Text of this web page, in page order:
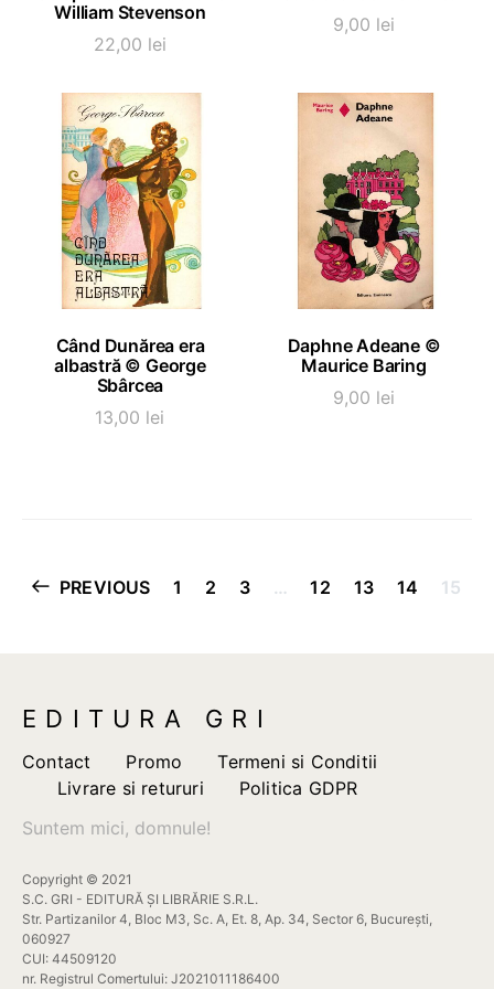
William Stevenson
22,00 lei
9,00 lei
ADAUGĂ ÎN COȘ
Când Dunărea era
albastră © George
Sbârcea
13,00 lei
ADAUGĂ ÎN COȘ
Daphne Adeane ©
Maurice Baring
9,00 lei
Paginație
PREVIOUS 1 2 3 … 12 13 14 15
EDITURA GRI
Contact Promo
Termeni si Conditii
Livrare si retururi
Politica GDPR
Suntem mici, domnule!
Copyright © 2021
S.C. GRI - EDITURĂ ȘI LIBRĂRIE S.R.L.
Str. Partizanilor 4, Bloc M3, Sc. A, Et. 8, Ap. 34, Sector 6, București,
060927
CUI: 44509120
nr. Registrul Comertului: J2021011186400